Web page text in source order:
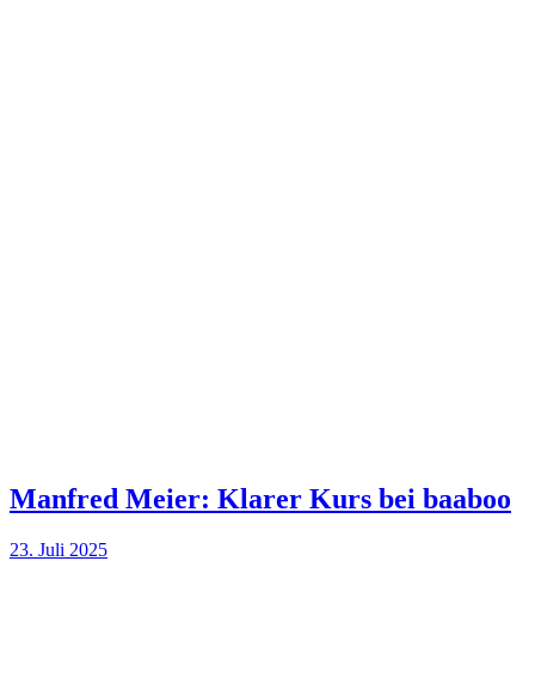
Manfred Meier: Klarer Kurs bei baaboo
23. Juli 2025